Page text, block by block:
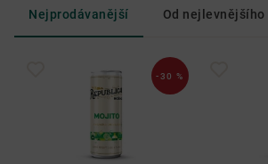
Nejprodávanější Od nejlevnějšího
-30 %